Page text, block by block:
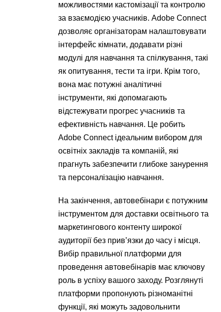
можливостями кастомізації та контролю
за взаємодією учасників. Adobe Connect
дозволяє організаторам налаштовувати
інтерфейс кімнати, додавати різні
модулі для навчання та спілкування, такі
як опитування, тести та ігри. Крім того,
вона має потужні аналітичні
інструменти, які допомагають
відстежувати прогрес учасників та
ефективність навчання. Це робить
Adobe Connect ідеальним вибором для
освітніх закладів та компаній, які
прагнуть забезпечити глибоке занурення
та персоналізацію навчання.
На закінчення, автовебінари є потужним
інструментом для доставки освітнього та
маркетингового контенту широкої
аудиторії без прив’язки до часу і місця.
Вибір правильної платформи для
проведення автовебінарів має ключову
роль в успіху вашого заходу. Розглянуті
платформи пропонують різноманітні
функції, які можуть задовольнити